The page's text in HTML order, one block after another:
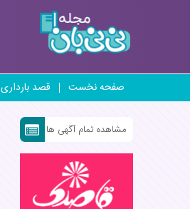
صفحه نخست قصد بارداری
مشاهده تمام آگهی ها